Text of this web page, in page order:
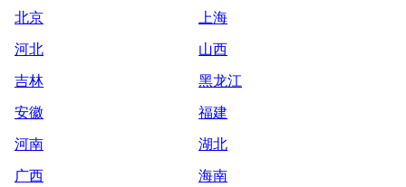
北京 上海
河北 山西
吉林 黑龙江
安徽 福建
河南 湖北
广西 海南